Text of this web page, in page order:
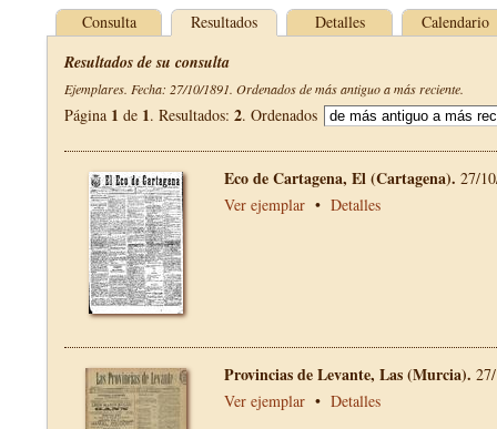
Consulta Resultados Detalles Calendario
Resultados de su consulta
Ejemplares. Fecha: 27/10/1891. Ordenados de más antiguo a más reciente.
Página 1 de 1. Resultados: 2. Ordenados
Eco de Cartagena, El (Cartagena). 27/
Ver ejemplar • Detalles
Provincias de Levante, Las (Murcia).
Ver ejemplar • Detalles